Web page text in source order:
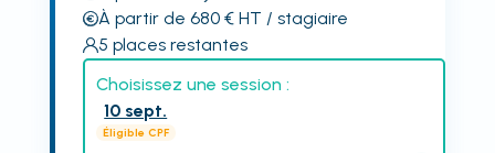
À partir de 680€ HT / stagiaire
5 places restantes
Choisissez une session :
10 sept.
Éligible CPF